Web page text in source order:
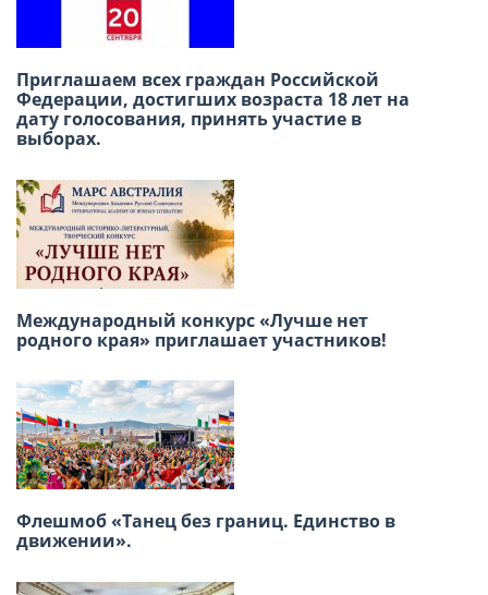
Приглашаем всех граждан Российской
Федерации, достигших возраста 18 лет на
дату голосования, принять участие в
выборах.
Международный конкурс «Лучше нет
родного края» приглашает участников!
Флешмоб «Танец без границ. Единство в
движении».
В честь Международного дня дружбы
приглашаем вас провести субботний день в
Русском доме в Лиме!
памяти»
соотечественников стран Латинской
Америки